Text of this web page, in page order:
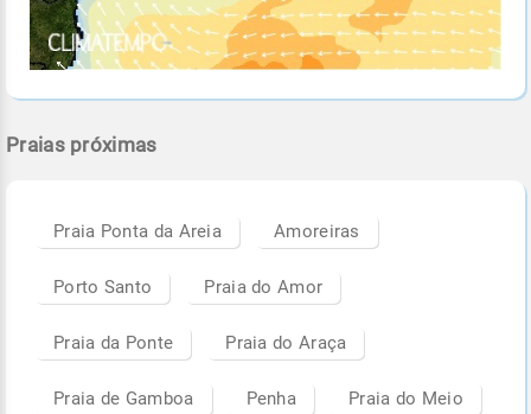
Praias próximas
Praia Ponta da Areia Amoreiras
Porto Santo Praia do Amor
Praia da Ponte Praia do Araça
Praia de Gamboa Penha Praia do Meio